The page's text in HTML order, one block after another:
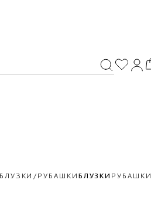
БЛУЗКИ/РУБАШКИ БЛУЗКИ РУБАШКИ